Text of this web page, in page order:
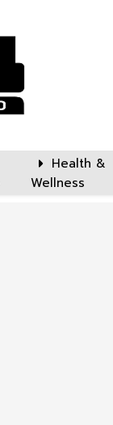
Health &
Wellness